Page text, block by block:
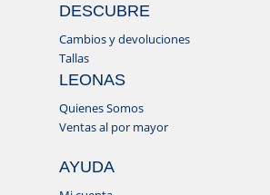
DESCUBRE
Cambios y devoluciones
Tallas
LEONAS
Quienes Somos
Ventas al por mayor
AYUDA